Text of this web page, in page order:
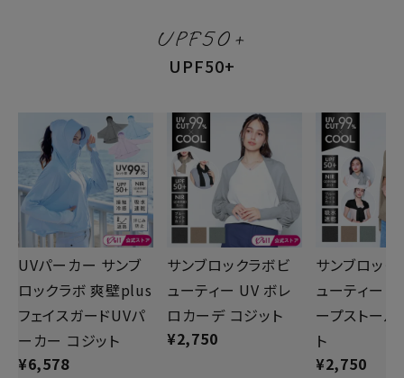
UPF50+
UPF50+
UVパーカー サンブ
ロックラボ 爽壁plus
フェイスガードUVパ
ーカー コジット
¥6,578
サンブロックラボビ
ューティー UV ボレ
ロカーデ コジット
¥2,750
サンブロック
ューティー
ープストール
ト
¥2,750